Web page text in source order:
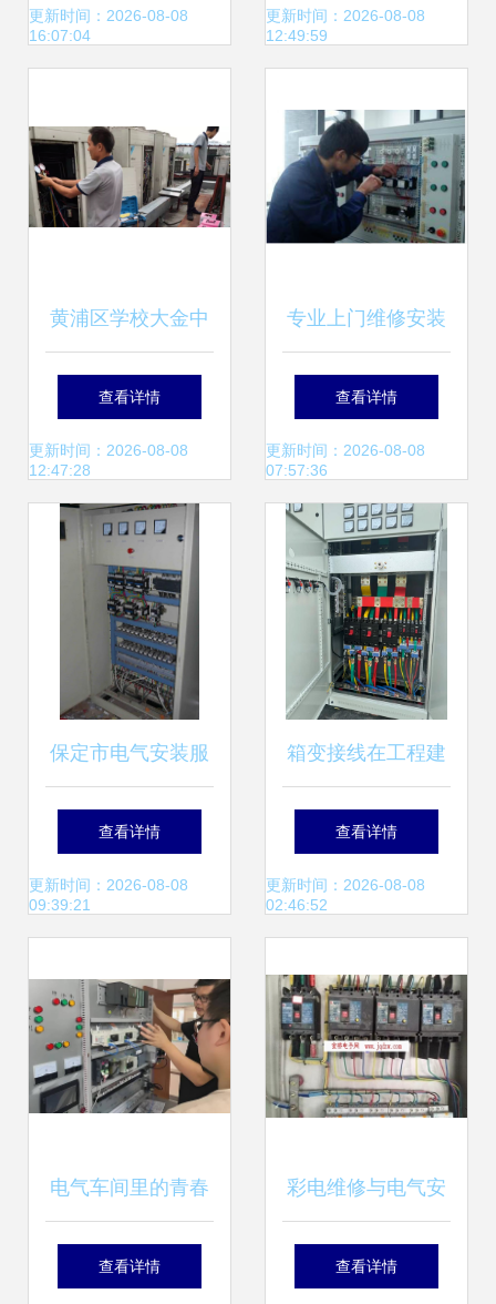
敷设到DCS系统集
更新时间：2026-08-08
16:07:04
详解
更新时间：2026-08-08
12:49:59
黄浦区学校大金中
央空调专业维修与
电气安装服务全面
解析
查看详情
更新时间：2026-08-08
12:47:28
专业上门维修安装
服务 让水电问题无
忧
查看详情
更新时间：2026-08-08
07:57:36
保定市电气安装服
务选择指南 如何找
到靠谱且高性价比
查看详情
更新时间：2026-08-08
09:39:21
箱变接线在工程建
设中的定位与关键
作用
查看详情
更新时间：2026-08-08
02:46:52
电气车间里的青春
之歌 五金厂电工的
查看详情
彩电维修与电气安
装服务的综合指南
查看详情